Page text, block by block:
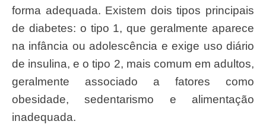
forma adequada. Existem dois tipos principais
de diabetes: o tipo 1, que geralmente aparece
na infância ou adolescência e exige uso diário
de insulina, e o tipo 2, mais comum em adultos,
geralmente associado a fatores como
obesidade, sedentarismo e alimentação
inadequada.